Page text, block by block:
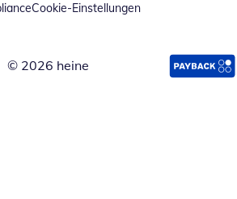
Cookie-Einstellungen
© 2026 heine